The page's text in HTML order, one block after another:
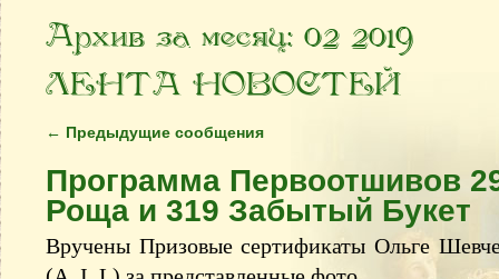
Архив за месяц: 02 2019
ЛЕНТА НОВОСТЕЙ
← Предыдущие сообщения
Программа Первоотшивов
Роща и 319 Забытый Букет
Вручены Призовые сертификаты Ольге